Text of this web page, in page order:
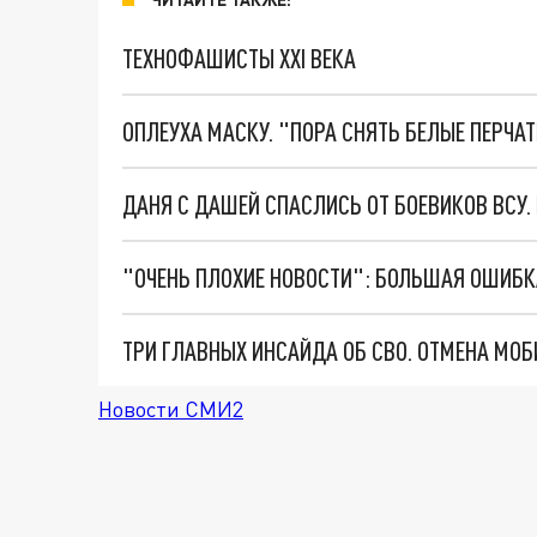
ТЕХНОФАШИСТЫ XXI ВЕКА
ОПЛЕУХА МАСКУ. "ПОРА СНЯТЬ БЕЛЫЕ
ДАНЯ С ДАШЕЙ СПАСЛИСЬ ОТ БОЕВИКОВ
Новости СМИ2